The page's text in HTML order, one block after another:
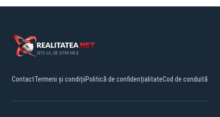
ContactTermeni și condițiiPolitică de confidențialitateCod de conduită